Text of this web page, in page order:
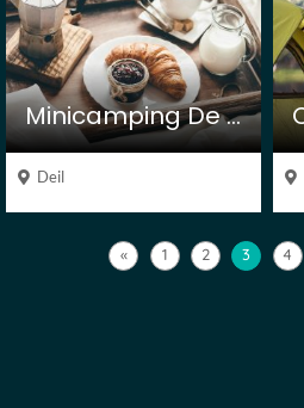
Minicamping De Kijfakker
Deil
« 1 2 3 4